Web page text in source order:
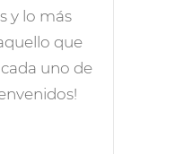
y lo más
que
uno de